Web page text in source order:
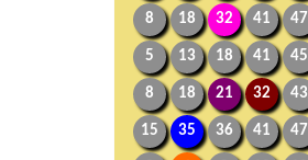
8 18 32 41 47
5 13 18 41 45
8 18 21 32 43
15 35 36 41 47